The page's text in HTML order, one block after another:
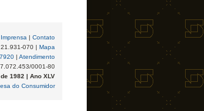
| Contato
070 | Mapa
| Atendimento
0001-80
1982 | Ano XLV
do Consumidor